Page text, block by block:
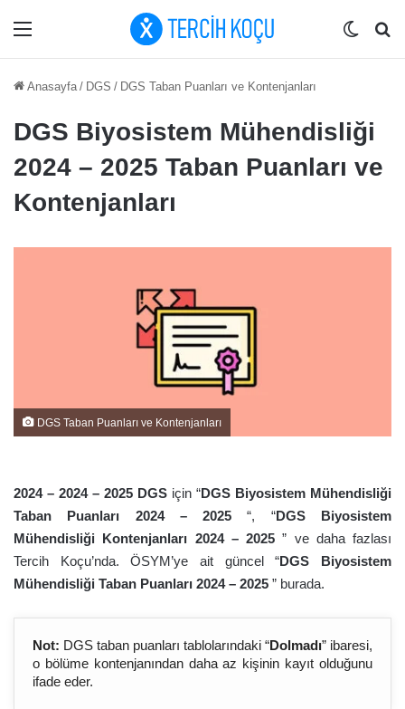
Menü Dış
Anasayfa / DGS / DGS Taban Puanları ve Kontenjanları
DGS Biyosistem Mühendisliği
2024 – 2025 Taban Puanları ve
Kontenjanları
DGS Taban Puanları ve Kontenjanları
2024 – 2024 – 2025 DGS için “DGS Biyosistem Mühendisliği
Taban Puanları 2024 – 2025 “, “DGS Biyosistem
Mühendisliği Kontenjanları 2024 – 2025 ” ve daha fazlası
Tercih Koçu’nda. ÖSYM’ye ait güncel “DGS Biyosistem
Mühendisliği Taban Puanları 2024 – 2025 ” burada.
Not: DGS taban puanları tablolarındaki “Dolmadı” ibaresi,
o bölüme kontenjanından daha az kişinin kayıt olduğunu
ifade eder.